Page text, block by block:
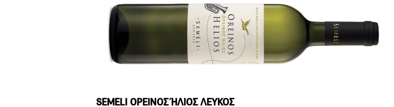
SEMELI ΟΡΕΙΝΟΣ ΉΛΙΟΣ ΛΕΥΚΟΣ